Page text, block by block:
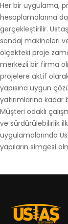
Her bir uygulama,
hesaplamalarına
gerçekleştirilir.
sondaj makineleri
ölçekteki proje
merkezli bir firma
projelere aktif
yapısına uygun
yatırımlarına
Müşteri odaklı
ve sürdürülebilirlik
uygulamalarında
yapıların simgesi